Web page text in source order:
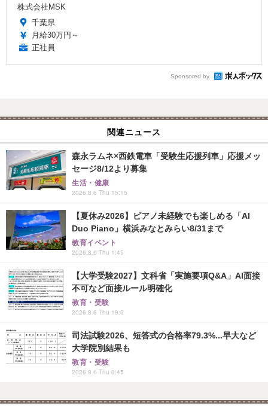
株式会社MSK
千葉県
月給30万円～
正社員
Sponsored by
関連ニュース
森永ラムネ×西鉄電車「受験生応援列車」応援メッ
セージ8/12より募集
生活・健康
2026.8.6 Thu 15:15
【夏休み2026】ピアノ未経験でも楽しめる「AI
Duo Piano」横浜みなとみらい8/31まで
教育イベント
2026.8.6 Thu 1:45
【大学受験2027】文科省「実施要項Q&A」AI面接
不可など面接ルール明確化
教育・受験
2026.8.6 Thu 19:0
司法試験2026、短答式の合格率79.3%...早大など
大学院別結果も
教育・受験
2026.8.6 Thu 0:45